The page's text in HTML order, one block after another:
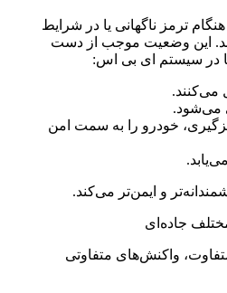
هنگام ترمز ناگهانی یا در شرایط
این وضعیت موجب از دست
در سیستم ای بی اس:
می‌کنند.
می‌شود.
خودرو را به سمت امن
.
و ایمن‌تر می‌کند.
جاده‌ای
واکنش‌های متفاوتی